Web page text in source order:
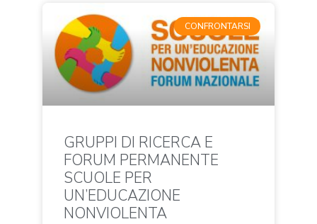
CONFRONTARSI
GRUPPI DI RICERCA E
FORUM PERMANENTE
SCUOLE PER
UN’EDUCAZIONE
NONVIOLENTA